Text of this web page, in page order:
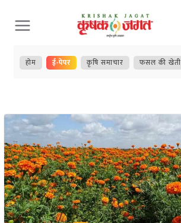
Skip
to
content
होम ई-पेपर कृषि समाचार फसल की खेती